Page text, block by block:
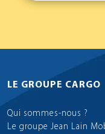
LE GROUPE CARGO
Qui sommes-nous ?
Le groupe Jean Lain